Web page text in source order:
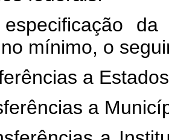
mínimo, o
a
a